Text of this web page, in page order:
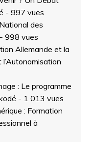
- 997 vues
des
- 998 vues
Allemande et la
: Le programme
- 1 013 vues
: Formation
à